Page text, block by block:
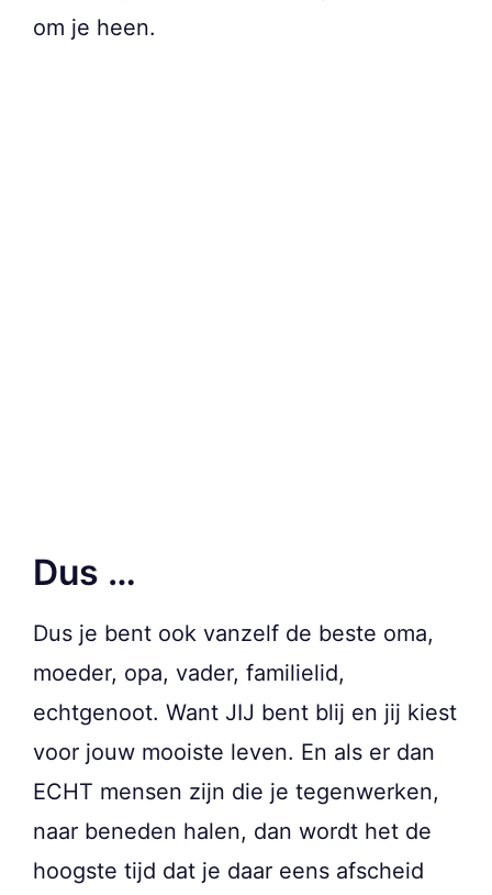
om je heen.
Dus …
Dus je bent ook vanzelf de beste oma,
moeder, opa, vader, familielid,
echtgenoot. Want JIJ bent blij en jij kiest
voor jouw mooiste leven. En als er dan
ECHT mensen zijn die je tegenwerken,
naar beneden halen, dan wordt het de
hoogste tijd dat je daar eens afscheid